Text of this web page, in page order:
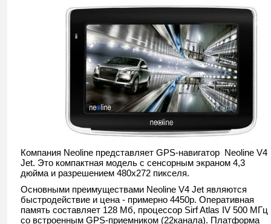
Компания Neoline представляет GPS-навигатор Neoline V4
Jet. Это компактная модель с сенсорным экраном 4,3
дюйма и разрешением 480х272 пикселя.
Основными преимуществами Neoline V4 Jet являются
быстродействие и цена - примерно 4450р. Оперативная
память составляет 128 Мб, процессор Sirf Atlas IV 500 МГц
со встроенным GPS-приемником (22канала). Платформа